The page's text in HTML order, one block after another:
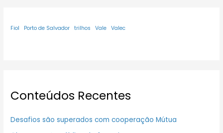
Fiol Porto de Salvador trilhos Vale Valec
Conteúdos Recentes
Desafios são superados com cooperação Mútua